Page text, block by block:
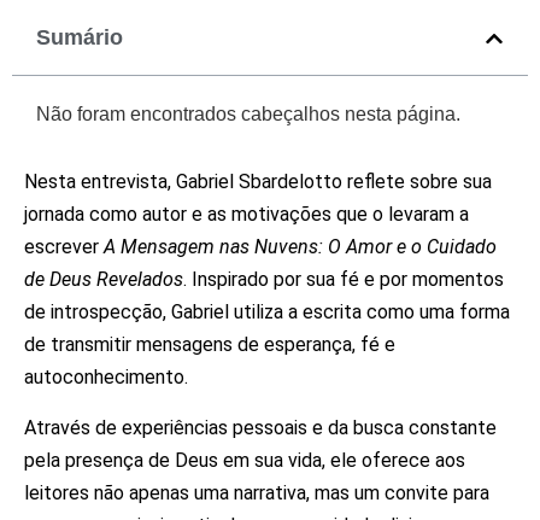
Sumário
Não foram encontrados cabeçalhos nesta página.
Nesta entrevista, Gabriel Sbardelotto reflete sobre sua
jornada como autor e as motivações que o levaram a
escreverA Mensagem nas Nuvens: O Amor e o Cuidado
de Deus Revelados. Inspirado por sua fé e por momentos
de introspecção, Gabriel utiliza a escrita como uma forma
de transmitir mensagens de esperança, fé e
autoconhecimento.
Através de experiências pessoais e da busca constante
pela presença de Deus em sua vida, ele oferece aos
leitores não apenas uma narrativa, mas um convite para